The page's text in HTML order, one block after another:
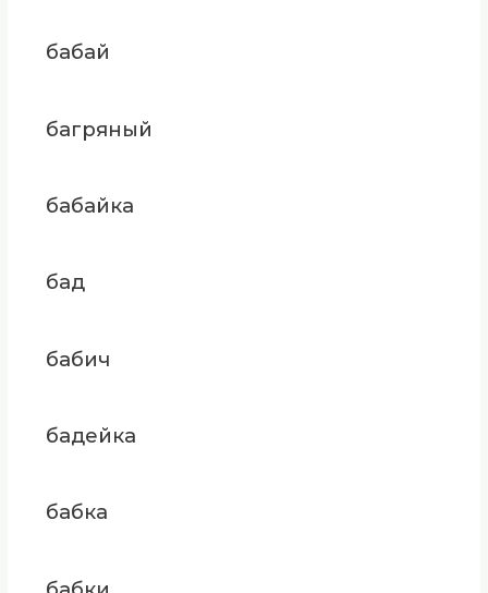
бабай
багряный
бабайка
бад
бабич
бадейка
бабка